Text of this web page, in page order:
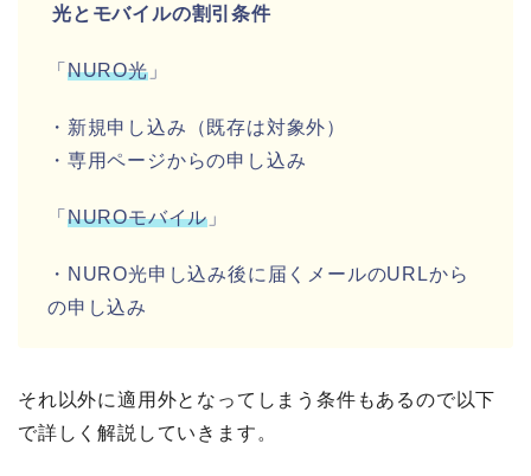
光とモバイルの割引条件
「 NURO光」
・新規申し込み（既存は対象外）
・専用ページからの申し込み
「 NUROモバイル 」
・NURO光申し込み後に届くメールのURLから
の申し込み
それ以外に適用外となってしまう条件もあるので以下
で詳しく解説していきます。